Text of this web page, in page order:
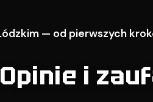
— od pierwszych
Opinie i